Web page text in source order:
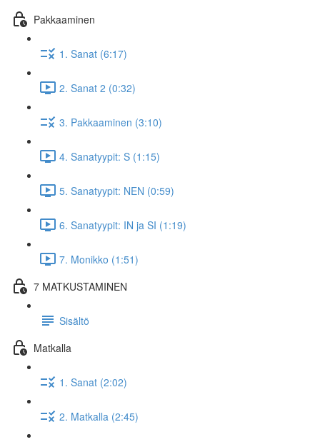
Pakkaaminen
1. Sanat (6:17)
2. Sanat 2 (0:32)
3. Pakkaaminen (3:10)
4. Sanatyypit: S (1:15)
5. Sanatyypit: NEN (0:59)
6. Sanatyypit: IN ja SI (1:19)
7. Monikko (1:51)
7 MATKUSTAMINEN
Sisältö
Matkalla
1. Sanat (2:02)
2. Matkalla (2:45)